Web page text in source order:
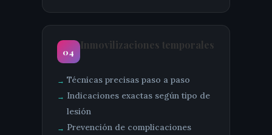
04
Inmovilizaciones temporales
Técnicas precisas paso a paso
Indicaciones exactas según tipo de
lesión
Prevención de complicaciones